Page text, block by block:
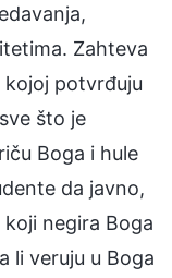
Zahteva
kojoj potvrđuju
što je
Boga i hule
da javno,
negira Boga
li veruju u Boga